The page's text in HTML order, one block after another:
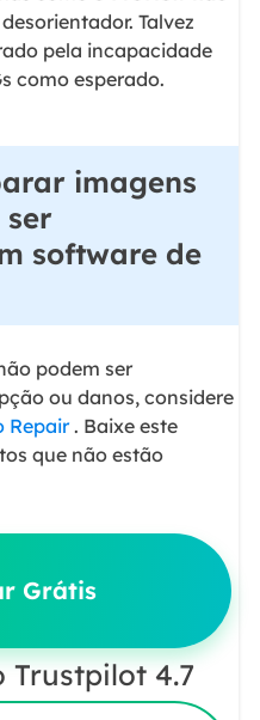
Talvez
pela incapacidade
como esperado.
imagens
ser
software de
podem ser
ou danos, considere
Repair. Baixe este
que não estão
Grátis
Trustpilot 4.7